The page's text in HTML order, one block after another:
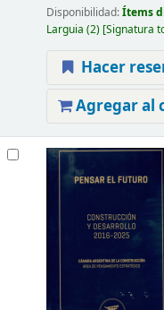
Disponibilidad:Ítems
Larguia (2) Signatura
Hacer
Agregar al